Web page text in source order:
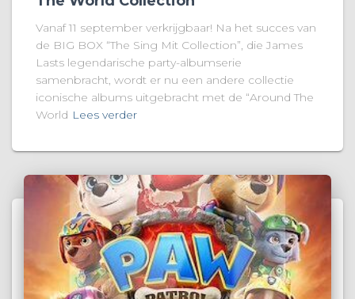
Vanaf 11 september verkrijgbaar! Na het succes van
de BIG BOX “The Sing Mit Collection”, die James
Lasts legendarische party-albumserie
samenbracht, wordt er nu een andere collectie
iconische albums uitgebracht met de “Around The
World Lees verder